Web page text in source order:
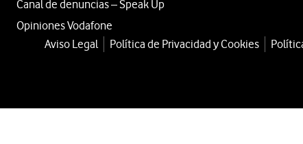
Canal de denuncias – Speak Up
Opiniones Vodafone
Aviso Legal Política de Privacidad y Cookies